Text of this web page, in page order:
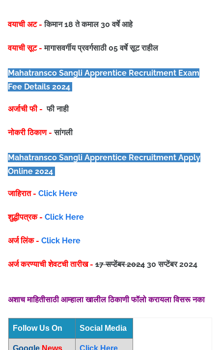
वयाची अट - किमान 18 ते कमाल 30 वर्षे आहे
वयाची सूट - मागासवर्गीय प्रवर्गसाठी 05 वर्षे सूट राहील
Mahatransco Sangli Apprentice Recruitment Exam
Fee Details 2024
अर्जाची फी - फी नाही
नोकरी ठिकाण - सांगली
Mahatransco Sangli Apprentice Recruitment Apply
Online 2024
जाहिरात - Click Here
शुद्धीपत्रक - Click Here
अर्ज लिंक - Click Here
अर्ज करण्याची शेवटची तारीख - 17 सप्टेंबर 2024 30 सप्टेंबर 2024
अशाच माहितीसाठी आम्हाला खालील ठिकाणी फॉलो करायला विसरू नका
Follow Us On Social Media
Google News Click Here